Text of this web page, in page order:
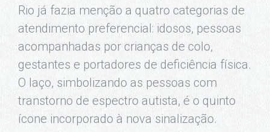
Rio já fazia menção a quatro categorias de
atendimento preferencial: idosos, pessoas
acompanhadas por crianças de colo,
gestantes e portadores de deficiência física.
O laço, simbolizando as pessoas com
transtorno de espectro autista, é o quinto
ícone incorporado à nova sinalização.